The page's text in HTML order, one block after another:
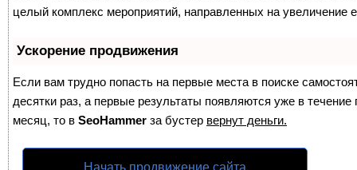
целый комплекс мероприятий, направленных на увеличение
Ускорение продвижения
Если вам трудно попасть на первые места в поиске
десятки раз, а первые результаты появляются уже в
месяц, то в SeoHammer за бустер вернут деньги.
Начать продвижение сайта